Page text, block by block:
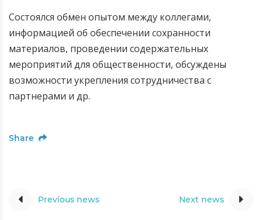
Состоялся обмен опытом между коллегами,
информацией об обеспечении сохранности
материалов, проведении содержательных
мероприятий для общественности, обсуждены
возможности укрепления сотрудничества с
партнерами и др.
Share
Previous news Next news